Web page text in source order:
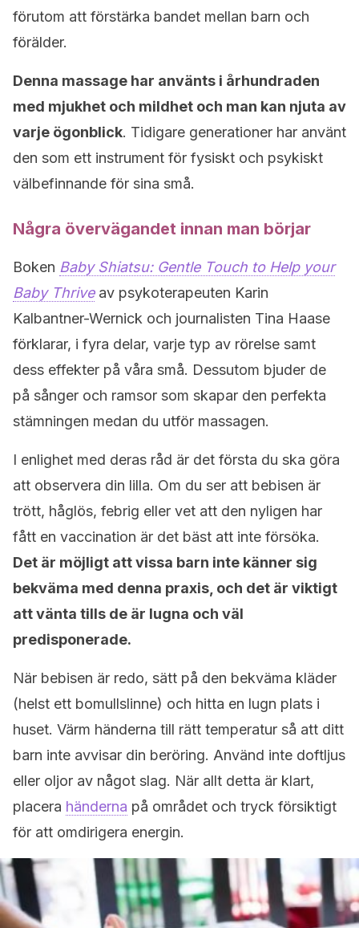
förutom att förstärka bandet mellan barn och
förälder.
Denna massage har använts i århundraden
med mjukhet och mildhet och man kan njuta av
varje ögonblick. Tidigare generationer har använt
den som ett instrument för fysiskt och psykiskt
välbefinnande för sina små.
Några övervägandet innan man börjar
Boken Baby Shiatsu: Gentle Touch to Help your
Baby Thriveav psykoterapeuten Karin
Kalbantner-Wernick och journalisten Tina Haase
förklarar, i fyra delar, varje typ av rörelse samt
dess effekter på våra små. Dessutom bjuder de
på sånger och ramsor som skapar den perfekta
stämningen medan du utför massagen.
I enlighet med deras råd är det första du ska göra
att observera din lilla. Om du ser att bebisen är
trött, håglös, febrig eller vet att den nyligen har
fått en vaccination är det bäst att inte försöka.
Det är möjligt att vissa barn inte känner sig
bekväma med denna praxis, och det är viktigt
att vänta tills de är lugna och väl
predisponerade.
När bebisen är redo, sätt på den bekväma kläder
(helst ett bomullslinne) och hitta en lugn plats i
huset. Värm händerna till rätt temperatur så att ditt
barn inte avvisar din beröring. Använd inte doftljus
eller oljor av något slag. När allt detta är klart,
placera händerna på området och tryck försiktigt
för att omdirigera energin.